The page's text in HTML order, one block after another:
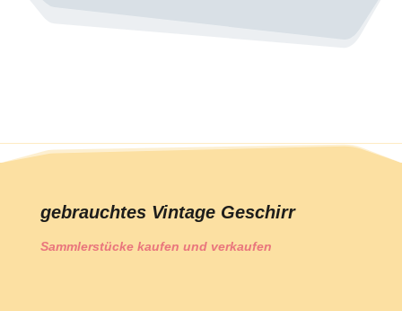
gebrauchtes Vintage Geschirr
Sammlerstücke kaufen und verkaufen